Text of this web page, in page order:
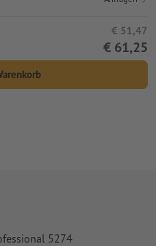
€ 51,47
€ 61,25
5274